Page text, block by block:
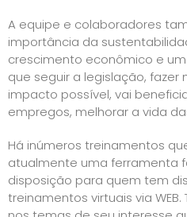
A equipe e colaboradores
importância da
crescimento econômico e
que seguir a legislação,
impacto possível, vai
empregos, melhorar a vida
Há inúmeros treinamentos
atualmente uma ferramenta
disposição para quem tem
treinamentos virtuais via